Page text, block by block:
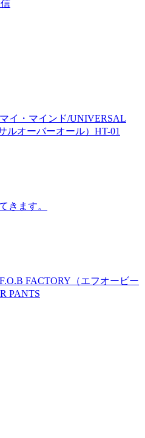
イ・マインド/UNIVERSAL
ルオーバーオール）HT-01
きます。
FACTORY（エフオービー
PANTS